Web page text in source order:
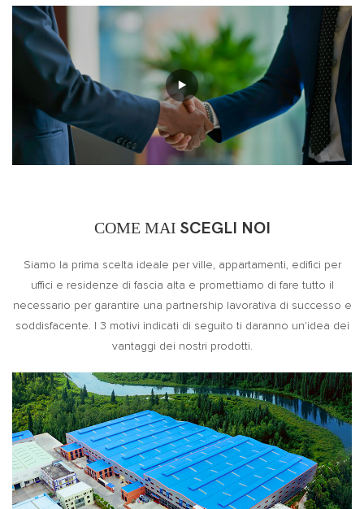
COME MAI SCEGLI NOI
Siamo la prima scelta ideale per ville, appartamenti, edifici per
uffici e residenze di fascia alta e promettiamo di fare tutto il
necessario per garantire una partnership lavorativa di successo e
soddisfacente. I 3 motivi indicati di seguito ti daranno un'idea dei
vantaggi dei nostri prodotti.